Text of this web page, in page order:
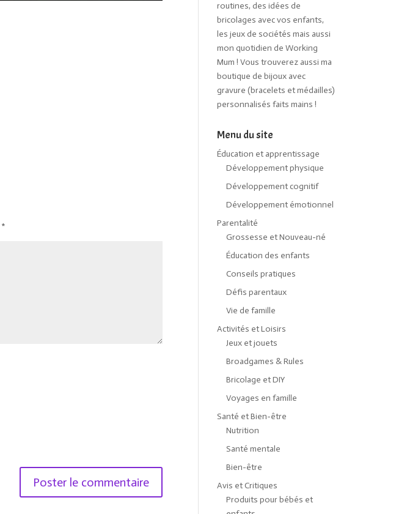
*
routines, des idées de
bricolages avec vos enfants,
les jeux de sociétés mais aussi
mon quotidien de Working
Mum ! Vous trouverez aussi ma
boutique de bijoux avec
gravure (bracelets et médailles)
personnalisés faits mains !
Menu du site
Éducation et apprentissage
Développement physique
Développement cognitif
Développement émotionnel
Parentalité
Grossesse et Nouveau-né
Éducation des enfants
Conseils pratiques
Défis parentaux
Vie de famille
Activités et Loisirs
Jeux et jouets
Broadgames & Rules
Bricolage et DIY
Voyages en famille
Santé et Bien-être
Nutrition
Santé mentale
Bien-être
Avis et Critiques
Produits pour bébés et